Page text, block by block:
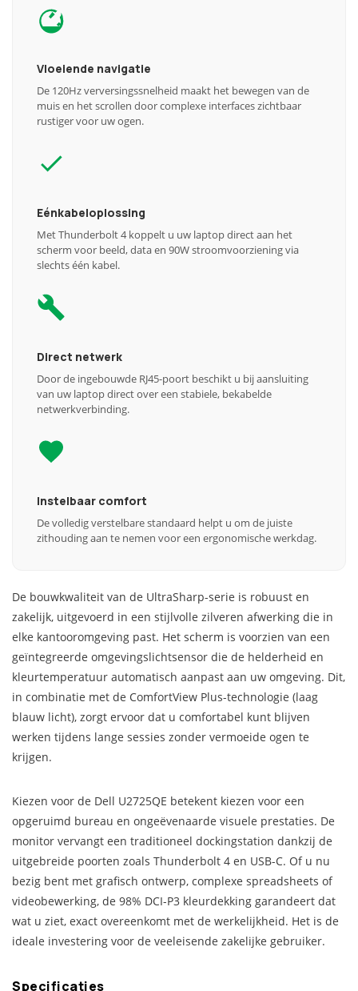
Vloeiende navigatie
De 120Hz verversingssnelheid maakt het bewegen van de
muis en het scrollen door complexe interfaces zichtbaar
rustiger voor uw ogen.
Eénkabeloplossing
Met Thunderbolt 4 koppelt u uw laptop direct aan het
scherm voor beeld, data en 90W stroomvoorziening via
slechts één kabel.
Direct netwerk
Door de ingebouwde RJ45-poort beschikt u bij aansluiting
van uw laptop direct over een stabiele, bekabelde
netwerkverbinding.
Instelbaar comfort
De volledig verstelbare standaard helpt u om de juiste
zithouding aan te nemen voor een ergonomische werkdag.
De bouwkwaliteit van de UltraSharp-serie is robuust en
zakelijk, uitgevoerd in een stijlvolle zilveren afwerking die in
elke kantooromgeving past. Het scherm is voorzien van een
geïntegreerde omgevingslichtsensor die de helderheid en
kleurtemperatuur automatisch aanpast aan uw omgeving. Dit,
in combinatie met de ComfortView Plus-technologie (laag
blauw licht), zorgt ervoor dat u comfortabel kunt blijven
werken tijdens lange sessies zonder vermoeide ogen te
krijgen.
Kiezen voor de Dell U2725QE betekent kiezen voor een
opgeruimd bureau en ongeëvenaarde visuele prestaties. De
monitor vervangt een traditioneel dockingstation dankzij de
uitgebreide poorten zoals Thunderbolt 4 en USB-C. Of u nu
bezig bent met grafisch ontwerp, complexe spreadsheets of
videobewerking, de 98% DCI-P3 kleurdekking garandeert dat
wat u ziet, exact overeenkomt met de werkelijkheid. Het is de
ideale investering voor de veeleisende zakelijke gebruiker.
Specificaties